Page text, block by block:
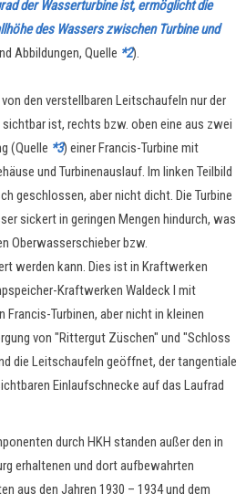
der Wasserturbine ist, ermöglicht die
des Wassers zwischen Turbine und
Abbildungen, Quelle *2).
den verstellbaren Leitschaufeln nur der
ist, rechts bzw. oben eine aus zwei
(Quelle *3) einer Francis-Turbine mit
und Turbinenauslauf. Im linken Teilbild
geschlossen, aber nicht dicht. Die Turbine
sickert in geringen Mengen hindurch, was
Oberwasserschieber bzw.
werden kann. Dies ist in Kraftwerken
Kraftwerken Waldeck I mit
Francis-Turbinen, aber nicht in kleinen
von "Rittergut Züschen" und "Schloss
die Leitschaufeln geöffnet, der tangentiale
Einlaufschnecke auf das Laufrad
durch HKH standen außer den in
erhaltenen und dort aufbewahrten
aus den Jahren 1930 – 1934 und dem